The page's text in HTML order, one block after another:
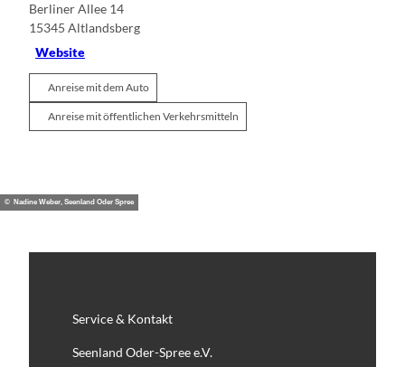
Berliner Allee 14
15345 Altlandsberg
Website
Anreise mit dem Auto
Anreise mit öffentlichen Verkehrsmitteln
© Nadine Weber, Seenland Oder Spree
Service & Kontakt
Seenland Oder-Spree e.V.